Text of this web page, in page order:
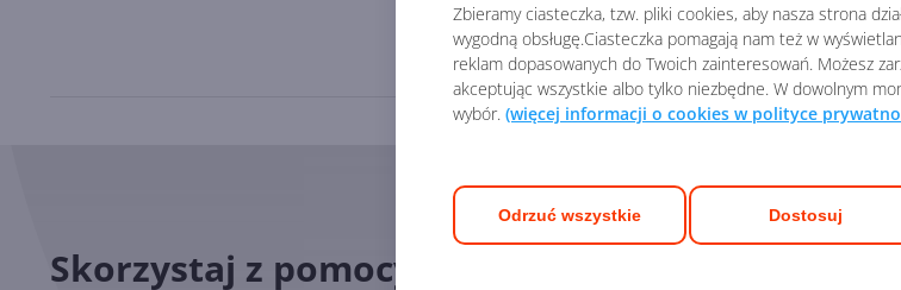
Zbieramy ciasteczka, tzw. pliki cookies, aby nasza strona
wygodną obsługę.Ciasteczka pomagają nam też w
reklam dopasowanych do Twoich zainteresowań. Możesz
akceptując wszystkie albo tylko niezbędne. W dowolnym
wybór. (więcej informacji o cookies w polityce
Odrzuć wszystkie Dostosuj
Skorzystaj z pomocy naszych Ekspertów